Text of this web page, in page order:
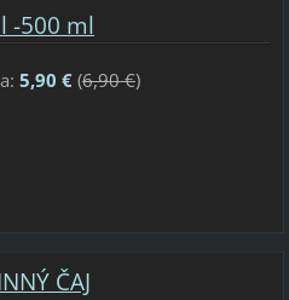
-500 ml
5,90 €(6,90 €)
ČAJ